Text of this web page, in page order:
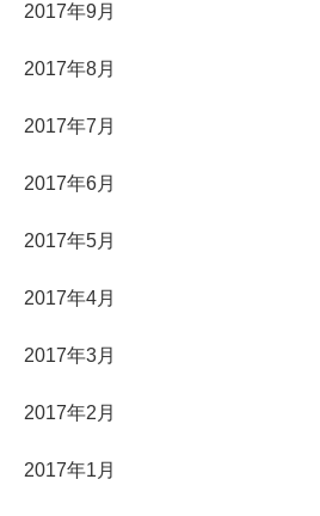
2017年9月
2017年8月
2017年7月
2017年6月
2017年5月
2017年4月
2017年3月
2017年2月
2017年1月